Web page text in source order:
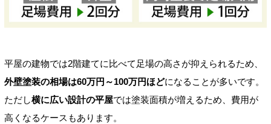
平屋の建物では2階建てに比べて足場の高さが抑えられるため、
外壁塗装の相場は60万円～100万円ほどになることが多いです。
ただし横に広い設計の平屋では塗装面積が増えるため、費用が
高くなるケースもあります。